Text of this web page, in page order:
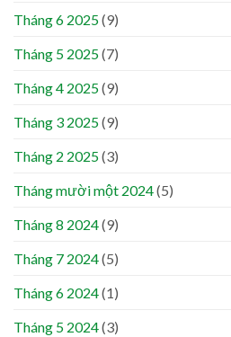
Tháng 6 2025(9)
Tháng 5 2025(7)
Tháng 4 2025(9)
Tháng 3 2025(9)
Tháng 2 2025(3)
Tháng mười một 2024(5)
Tháng 8 2024(9)
Tháng 7 2024(5)
Tháng 6 2024(1)
Tháng 5 2024(3)